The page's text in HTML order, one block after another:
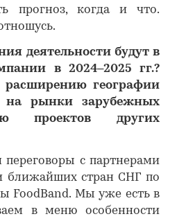
прогноз, когда и что.
деятельности будут в
в 2024–2025 гг.?
географии
на рынки зарубежных
проектов других
с партнерами
ближайших стран СНГ по
FoodBand. Мы уже есть в
в меню особенности